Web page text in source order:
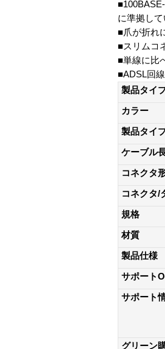
に準拠して
■爪が折れ
■スリムコ
■単線に比
■ADSL回
製品タイ
カラー
製品タイ
ケーブル
コネクタ
コネクタ/
規格
材質
製品仕様
サポート
サポート
グリーン